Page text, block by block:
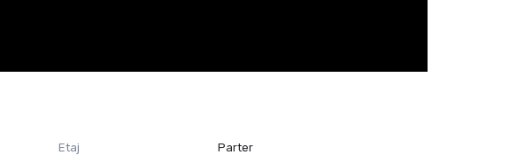
Etaj Parter